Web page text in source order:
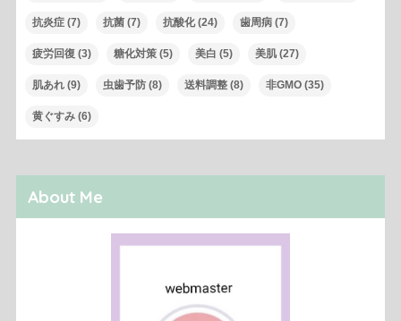
抗炎症(7) 抗菌(7) 抗酸化(24) 歯周病(7)
疲労回復(3) 糖化対策(5) 美白 (5) 美肌(27)
肌あれ(9) 虫歯予防(8) 送料調整(8) 非GMO(35)
黄ぐすみ(6)
About Me